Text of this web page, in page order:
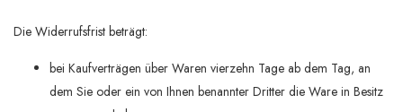
Die Widerrufsfrist beträgt:
bei Kaufverträgen über Waren vierzehn Tage ab dem Tag, an
dem Sie oder ein von Ihnen benannter Dritter die Ware in Besitz